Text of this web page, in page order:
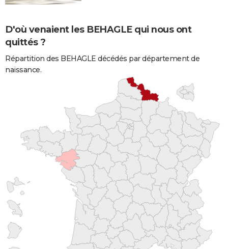
D'où venaient les BEHAGLE qui nous ont
quittés ?
Répartition des BEHAGLE décédés par département de
naissance.